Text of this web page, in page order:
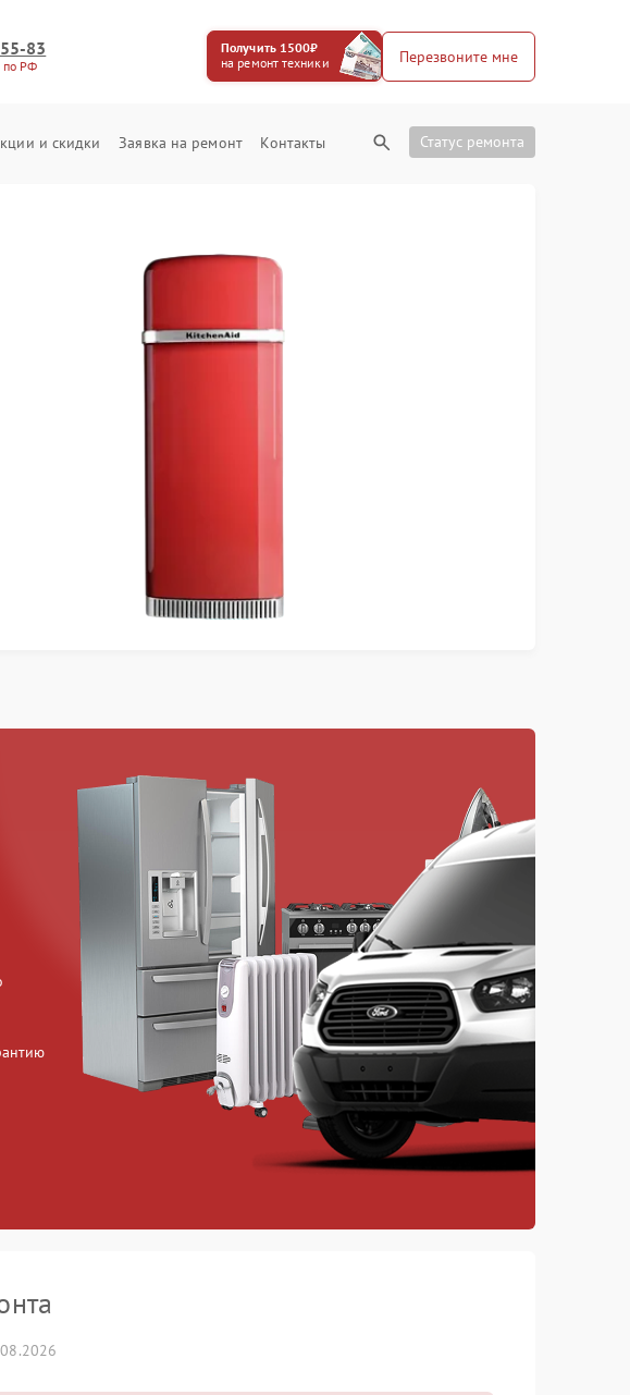
83
по РФ
Получить 1500₽
на ремонт техники
Перезвоните мне
и скидки Заявка на ремонт Контакты Статус ремонта